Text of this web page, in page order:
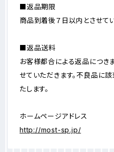
■返品期限
商品到着後７日以内とさせて
■返品送料
お客様都合による返品につき
せていただきます。不良品に
たします。
ホームページアドレス
http://most-sp.jp/